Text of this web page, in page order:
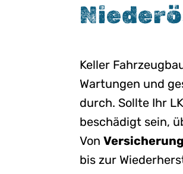
Keller
Wartungen und
durch. Sollte Ihr
beschädigt sein,
Von
bis zur